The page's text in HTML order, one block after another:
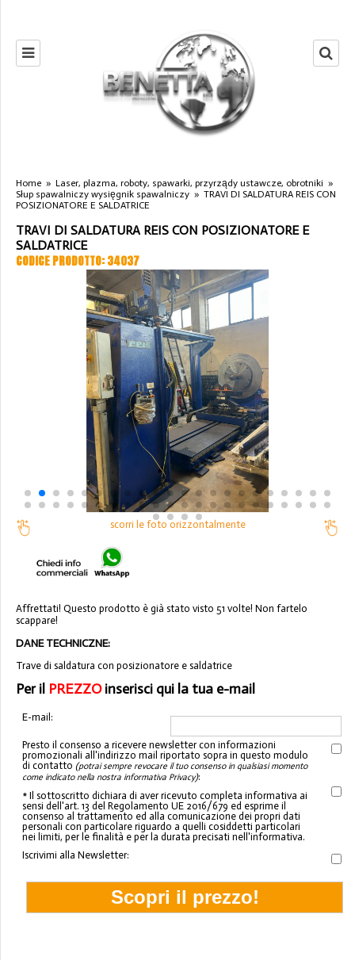
Home » Laser, plazma, roboty, spawarki, przyrządy ustawcze, obrotniki »
Słup spawalniczy wysięgnik spawalniczy » TRAVI DI SALDATURA REIS CON
POSIZIONATORE E SALDATRICE
TRAVI DI SALDATURA REIS CON POSIZIONATORE E
SALDATRICE
CODICE PRODOTTO: 34037
scorri le foto orizzontalmente
Affrettati! Questo prodotto è già stato visto 51 volte! Non fartelo
scappare!
DANE TECHNICZNE:
Trave di saldatura con posizionatore e saldatrice
Per il PREZZOinserisci qui la tua e-mail
E-mail:
Presto il consenso a ricevere newsletter con informazioni
promozionali all'indirizzo mail riportato sopra in questo modulo
di contatto (potrai sempre revocare il tuo consenso in qualsiasi momento
come indicato nella nostra informativa Privacy):
* Il sottoscritto dichiara di aver ricevuto completa informativa ai
sensi dell'art. 13 del Regolamento UE 2016/679 ed esprime il
consenso al trattamento ed alla comunicazione dei propri dati
personali con particolare riguardo a quelli cosiddetti particolari
nei limiti, per le finalità e per la durata precisati nell'informativa.
Iscrivimi alla Newsletter: